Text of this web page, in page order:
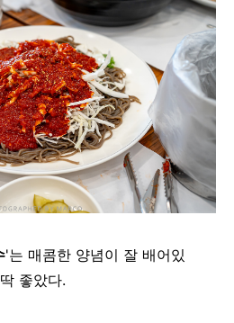
'는 매콤한 양념이 잘 배어있
딱 좋았다.